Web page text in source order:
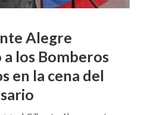
Alegre
a los Bomberos
en la cena del